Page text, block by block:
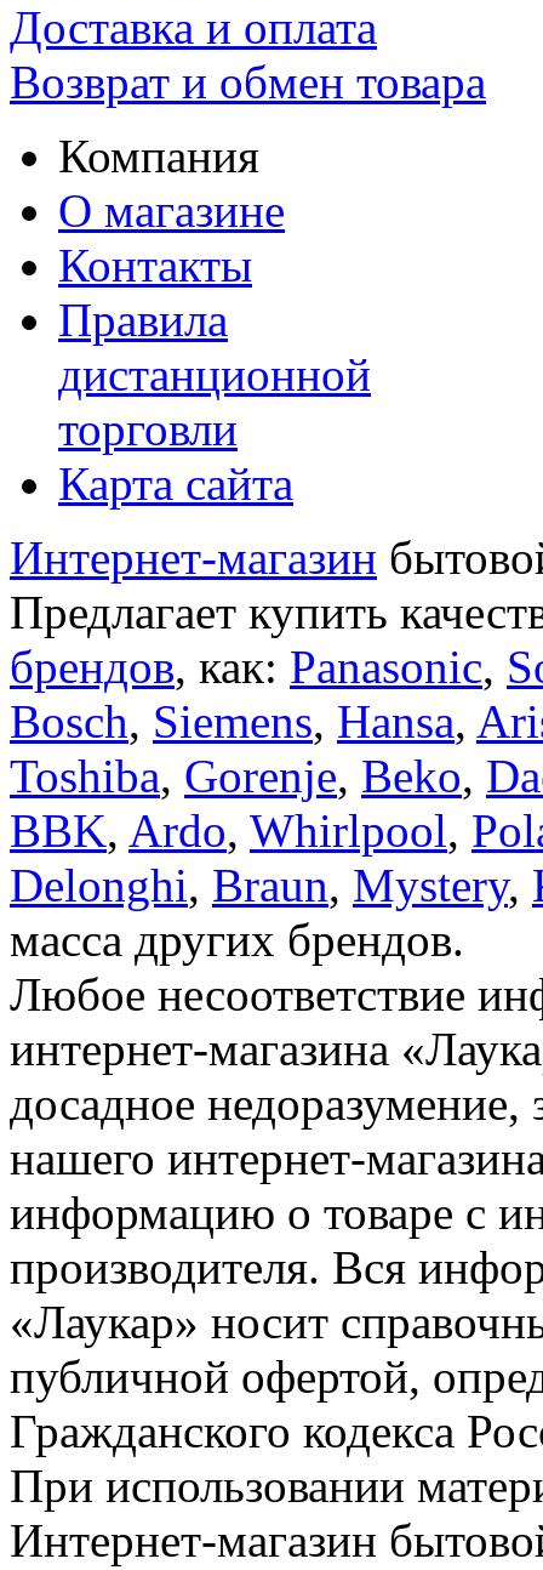
Доставка и оплата
Возврат и обмен товара
Компания
О магазине
Контакты
Правила
дистанционной
торговли
Карта сайта
Интернет-магазин
Предлагает купить
брендов, как: Panasonic,
Bosch, Siemens, Hansa,
Toshiba, Gorenje, Beko,
BBK, Ardo, Whirlpool,
Delonghi, Braun, Mystery,
масса других брендов.
Любое несоответствие
интернет-магазина
досадное недоразумение,
нашего интернет-
информацию о товаре с
производителя. Вся
«Лаукар» носит
публичной офертой,
Гражданского кодекса
При использовании
Интернет-магазин